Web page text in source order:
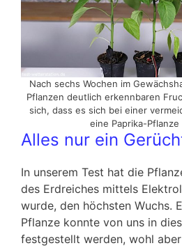
Nach sechs Wochen im
Pflanzen deutlich erkennbaren
sich, dass es sich bei einer
eine Paprika-
Alles nur ein
In unserem Test hat die
des Erdreiches mittels
wurde, den höchsten Wuchs.
Pflanze konnte von uns in
festgestellt werden, wohl